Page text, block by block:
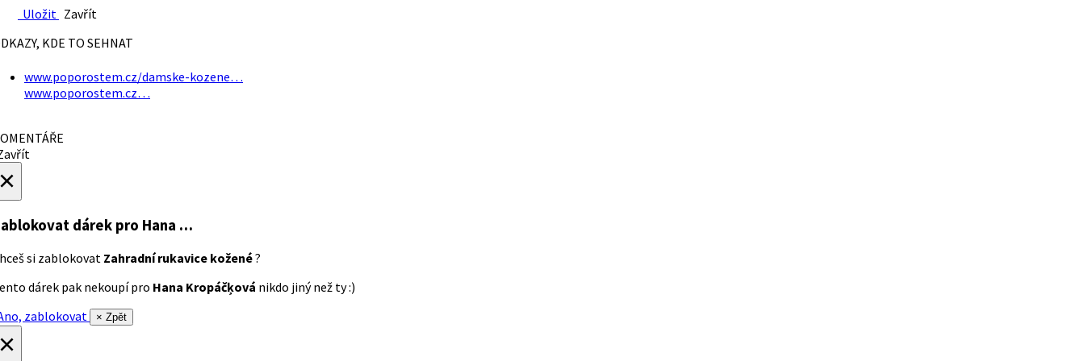
Uložit Zavřít
KDE TO SEHNAT
www.poporostem.cz/damske-kozene…
www.poporostem.cz…
dárek pro Hana …
si zablokovat Zahradní rukavice kožené?
dárek pak nekoupí pro Hana Kropáčķová nikdo jiný než ty :)
zablokovat
× Zpět